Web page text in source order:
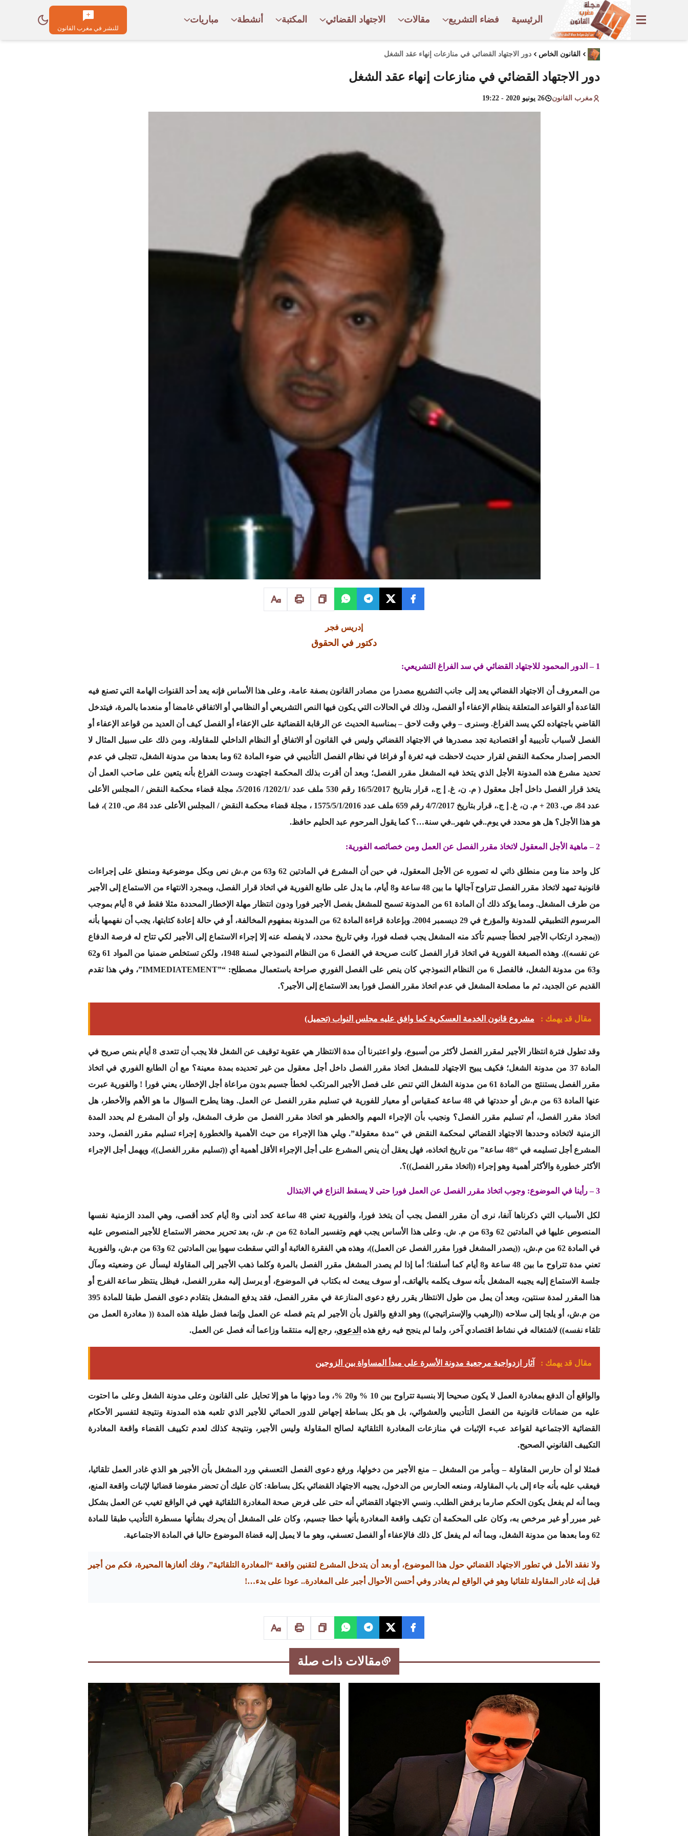
الرئيسية فضاء التشريع مقالات الاجتهاد القضائي المكتبة أنشطة مباريات
للنشر في مغرب القانون
القانون الخاص دور الاجتهاد القضائي في منازعات إنهاء عقد الشغل
دور الاجتهاد القضائي في منازعات إنهاء عقد الشغل
مغرب القانون 26 يونيو 2020 - 19:22
إدريس فجر
دكتور في الحقوق
1 – الدور المحمود للاجتهاد القضائي في سد الفراغ التشريعي:
من المعروف أن الاجتهاد القضائي يعد إلى جانب التشريع مصدرا من مصادر القانون بصفة عامة، وعلى هذا الأساس فإنه يعد أحد القنوات الهامة التي تصنع فيه
القاعدة أو القواعد المتعلقة بنظام الإعفاء أو الفصل، وذلك في الحالات التي يكون فيها النص التشريعي أو النظامي أو الاتفاقي غامضا أو منعدما بالمرة، فيتدخل
القاضي باجتهاده لكي يسد الفراغ. وسنرى – وفي وقت لاحق – بمناسبة الحديث عن الرقابة القضائية على الإعفاء أو الفصل كيف أن العديد من قواعد الإعفاء أو
الفصل لأسباب تأديبية أو اقتصادية تجد مصدرها في الاجتهاد القضائي وليس في القانون أو الاتفاق أو النظام الداخلي للمقاولة، ومن ذلك على سبيل المثال لا
الحصر إصدار محكمة النقض لقرار حديث لاحظت فيه ثغرة أو فراغا في نظام الفصل التأديبي في ضوء المادة 62 وما بعدها من مدونة الشغل، تتجلى في عدم
تحديد مشرع هذه المدونة الأجل الذي يتخذ فيه المشغل مقرر الفصل؛ وبعد أن أقرت بذلك المحكمة اجتهدت وسدت الفراغ بأنه يتعين على صاحب العمل أن
يتخذ قرار الفصل داخل أجل معقول ( م. ن، غ. إ ج.، قرار بتاريخ 16/5/2017 رقم 530 ملف عدد /1202/1/ 5/2016، مجلة قضاء محكمة النقض / المجلس الأعلى
عدد 84، ص. 203 + م. ن، غ. إ ج.، قرار بتاريخ 4/7/2017 رقم 659 ملف عدد 1575/5/1/2016 ، مجلة قضاء محكمة النقض / المجلس الأعلى عدد 84، ص. 210 )، فما
هو هذا الأجل؟ هل هو محدد في يوم..في شهر..في سنة…؟ كما يقول المرحوم عبد الحليم حافظ.
2 – ماهية الأجل المعقول لاتخاذ مقرر الفصل عن العمل ومن خصائصه الفورية:
كل واحد منا ومن منطلق ذاتي له تصوره عن الأجل المعقول، في حين أن المشرع في المادتين 62 و63 من م.ش نص وبكل موضوعية ومنطق على إجراءات
قانونية تمهد لاتخاذ مقرر الفصل تتراوح آجالها ما بين 48 ساعة و8 أيام، ما يدل على طابع الفورية في اتخاذ قرار الفصل، وبمجرد الانتهاء من الاستماع إلى الأجير
من طرف المشغل. ومما يؤكد ذلك أن المادة 61 من المدونة تسمح للمشغل بفصل الأجير فورا ودون انتظار مهلة الإخطار المحددة مثلا فقط في 8 أيام بموجب
المرسوم التطبيقي للمدونة والمؤرخ في 29 ديسمبر 2004. وبإعادة قراءة المادة 62 من المدونة بمفهوم المخالفة، أو في حالة إعادة كتابتها، يجب أن نفهمها بأنه
((بمجرد ارتكاب الأجير لخطأ جسيم تأكد منه المشغل يجب فصله فورا، وفي تاريخ محدد، لا يفصله عنه إلا إجراء الاستماع إلى الأجير لكي تتاح له فرصة الدفاع
عن نفسه)). وهذه الصبغة الفورية في اتخاذ قرار الفصل كانت صريحة في الفصل 6 من النظام النموذجي لسنة 1948، ولكن تستخلص ضمنيا من المواد 61 و62
و63 من مدونة الشغل، فالفصل 6 من النظام النموذجي كان ينص على الفصل الفوري صراحة باستعمال مصطلح: “”IMMEDIATEMENT”، وفي هذا تقدم
القديم عن الجديد، ثم ما مصلحة المشغل في عدم اتخاذ مقرر الفصل فورا بعد الاستماع إلى الأجير؟.
مقال قد يهمك : مشروع قانون الخدمة العسكرية كما وافق عليه مجلس النواب (تحميل)
وقد تطول فترة انتظار الأجير لمقرر الفصل لأكثر من أسبوع، ولو اعتبرنا أن مدة الانتظار هي عقوبة توقيف عن الشغل فلا يجب أن تتعدى 8 أيام بنص صريح في
المادة 37 من مدونة الشغل؛ فكيف يبيح الاجتهاد للمشغل اتخاذ مقرر الفصل داخل أجل معقول من غير تحديده بمدة معينة؟ مع أن الطابع الفوري في اتخاذ
مقرر الفصل يستنتج من المادة 61 من مدونة الشغل التي تنص على فصل الأجير المرتكب لخطأ جسيم بدون مراعاة أجل الإخطار، يعني فورا ! والفورية عبرت
عنها المادة 63 من م.ش أو حددتها في 48 ساعة كمقياس أو معيار للفورية في تسليم مقرر الفصل عن العمل. وهنا يطرح السؤال ما هو الأهم والأخطر، هل
اتخاذ مقرر الفصل، أم تسليم مقرر الفصل؟ ونجيب بأن الإجراء المهم والخطير هو اتخاذ مقرر الفصل من طرف المشغل، ولو أن المشرع لم يحدد المدة
الزمنية لاتخاذه وحددها الاجتهاد القضائي لمحكمة النقض في “مدة معقولة”. ويلي هذا الإجراء من حيث الأهمية والخطورة إجراء تسليم مقرر الفصل، وحدد
المشرع أجل تسليمه في “48 ساعة” من تاريخ اتخاذه، فهل يعقل أن ينص المشرع على أجل الإجراء الأقل أهمية أي ((تسليم مقرر الفصل))، ويهمل أجل الإجراء
الأكثر خطورة والأكثر أهمية وهو إجراء ((اتخاذ مقرر الفصل))؟.
3 – رأينا في الموضوع: وجوب اتخاذ مقرر الفصل عن العمل فورا حتى لا يسقط النزاع في الابتذال
لكل الأسباب التي ذكرناها آنفا، نرى أن مقرر الفصل يجب أن يتخذ فورا، والفورية تعني 48 ساعة كحد أدنى و8 أيام كحد أقصى، وهي المدد الزمنية نفسها
المنصوص عليها في المادتين 62 و63 من م. ش. وعلى هذا الأساس يجب فهم وتفسير المادة 62 من م. ش، بعد تحرير محضر الاستماع للأجير المنصوص عليه
في المادة 62 من م.ش، ((يصدر المشغل فورا مقرر الفصل عن العمل))، وهذه هي الفقرة الغائبة أو التي سقطت سهوا بين المادتين 62 و63 من م.ش، والفورية
تعني مدة تتراوح ما بين 48 ساعة و8 أيام كما أسلفنا؛ أما إذا لم يصدر المشغل مقرر الفصل بالمرة وكلما ذهب الأجير إلى المقاولة ليسأل عن وضعيته ومآل
جلسة الاستماع إليه يجيبه المشغل بأنه سوف يكلمه بالهاتف، أو سوف يبعث له بكتاب في الموضوع، أو يرسل إليه مقرر الفصل، فيظل ينتظر ساعة الفرج أو
هذا المقرر لمدة سنتين، وبعد أن يمل من طول الانتظار يقرر رفع دعوى المنازعة في مقرر الفصل، فقد يدفع المشغل بتقادم دعوى الفصل طبقا للمادة 395
من م.ش، أو يلجا إلى سلاحه ((الرهيب والإستراتيجي)) وهو الدفع والقول بأن الأجير لم يتم فصله عن العمل وإنما فضل طيلة هذه المدة (( مغادرة العمل من
تلقاء نفسه)) لاشتغاله في نشاط اقتصادي آخر، ولما لم ينجح فيه رفع هذه الدعوى، رجع إليه منتقما وزاعما أنه فصل عن العمل.
مقال قد يهمك : آثار ازدواجية مرجعية مدونة الأسرة على مبدأ المساواة بين الزوجين
والواقع أن الدفع بمغادرة العمل لا يكون صحيحا إلا بنسبة تتراوح بين 10 % و20 %، وما دونها ما هو إلا تحايل على القانون وعلى مدونة الشغل وعلى ما احتوت
عليه من ضمانات قانونية من الفصل التأديبي والعشوائي، بل هو بكل بساطة إجهاض للدور الحمائي للأجير الذي تلعبه هذه المدونة ونتيجة لتفسير الأحكام
القضائية الاجتماعية لقواعد عبء الإثبات في منازعات المغادرة التلقائية لصالح المقاولة وليس الأجير، ونتيجة كذلك لعدم تكييف القضاء واقعة المغادرة
التكييف القانوني الصحيح.
فمثلا لو أن حارس المقاولة – وبأمر من المشغل – منع الأجير من دخولها، ورفع دعوى الفصل التعسفي ورد المشغل بأن الأجير هو الذي غادر العمل تلقائيا،
فيعقب عليه بأنه جاء إلى باب المقاولة، ومنعه الحارس من الدخول، يجيبه الاجتهاد القضائي بكل بساطة: كان عليك أن تحضر مفوضا قضائيا لإثبات واقعة المنع،
وبما أنه لم يفعل يكون الحكم صارما برفض الطلب. ونسي الاجتهاد القضائي أنه حتى على فرض صحة المغادرة التلقائية فهي في الواقع تغيب عن العمل بشكل
غير مبرر أو غير مرخص به، وكان على المحكمة أن تكيف واقعة المغادرة بأنها خطا جسيم، وكان على المشغل أن يحرك بشأنها مسطرة التأديب طبقا للمادة
62 وما بعدها من مدونة الشغل، وبما أنه لم يفعل كل ذلك فالإعفاء أو الفصل تعسفي، وهو ما لا يميل إليه قضاة الموضوع حاليا في المادة الاجتماعية.
ولا نفقد الأمل في تطور الاجتهاد القضائي حول هذا الموضوع، أو بعد أن يتدخل المشرع لتقنين واقعة “المغادرة التلقائية”، وفك ألغازها المحيرة، فكم من أجير
قيل إنه غادر المقاولة تلقائيا وهو في الواقع لم يغادر وفي أحسن الأحوال أجبر على المغادرة.. عودا على بدء…!
مقالات ذات صلة